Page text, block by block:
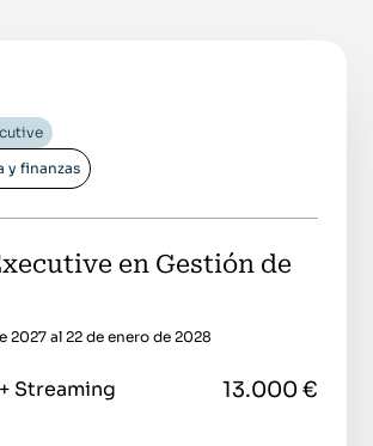
y finanzas
en Gestión de
2027 al 22 de enero de 2028
Streaming 13.000 €